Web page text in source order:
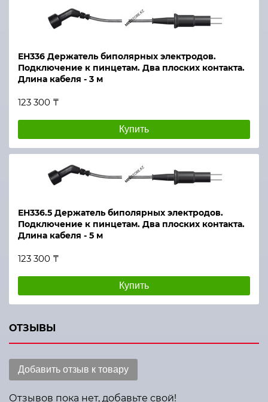
ЕН336 Держатель биполярных электродов.
Подключение к пинцетам. Два плоских контакта.
Длина кабеля - 3 м
123 300 ₸
Купить
ЕН336.5 Держатель биполярных электродов.
Подключение к пинцетам. Два плоских контакта.
Длина кабеля - 5 м
123 300 ₸
Купить
ОТЗЫВЫ
Добавить отзыв к товару
Отзывов пока нет, добавьте свой!